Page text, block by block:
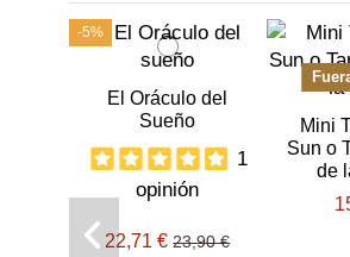
-5%
El Oráculo del
Sueño
1
opinión
22,71 €23,90 €
Mini
Sun o
de